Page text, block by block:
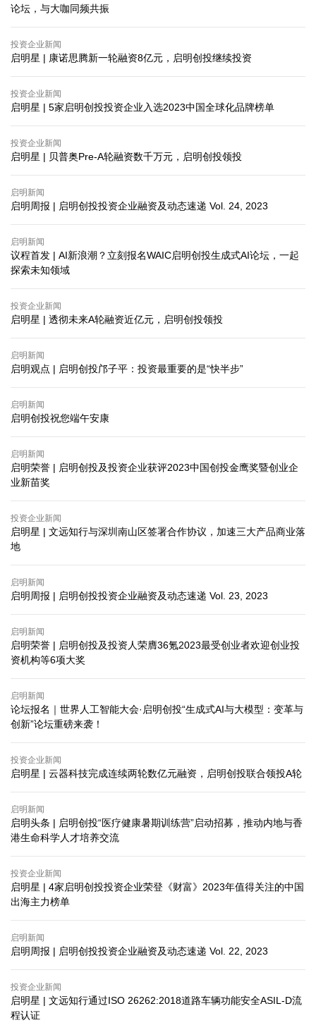
论坛，与大咖同频共振
投资企业新闻
启明星 | 康诺思腾新一轮融资8亿元，启明创投继续投资
投资企业新闻
启明星 | 5家启明创投投资企业入选2023中国全球化品牌榜单
投资企业新闻
启明星 | 贝普奥Pre-A轮融资数千万元，启明创投领投
启明新闻
启明周报 | 启明创投投资企业融资及动态速递 Vol. 24, 2023
启明新闻
议程首发 | AI新浪潮？立刻报名WAIC启明创投生成式AI论坛，一起
探索未知领域
投资企业新闻
启明星 | 透彻未来A轮融资近亿元，启明创投领投
启明新闻
启明观点 | 启明创投邝子平：投资最重要的是“快半步”
启明新闻
启明创投祝您端午安康
启明新闻
启明荣誉 | 启明创投及投资企业获评2023中国创投金鹰奖暨创业企
业新苗奖
投资企业新闻
启明星 | 文远知行与深圳南山区签署合作协议，加速三大产品商业落
地
启明新闻
启明周报 | 启明创投投资企业融资及动态速递 Vol. 23, 2023
启明新闻
启明荣誉 | 启明创投及投资人荣膺36氪2023最受创业者欢迎创业投
资机构等6项大奖
启明新闻
论坛报名｜世界人工智能大会·启明创投“生成式AI与大模型：变革与
创新”论坛重磅来袭！
投资企业新闻
启明星 | 云器科技完成连续两轮数亿元融资，启明创投联合领投A轮
启明新闻
启明头条 | 启明创投“医疗健康暑期训练营”启动招募，推动内地与香
港生命科学人才培养交流
投资企业新闻
启明星 | 4家启明创投投资企业荣登《财富》2023年值得关注的中国
出海主力榜单
启明新闻
启明周报 | 启明创投投资企业融资及动态速递 Vol. 22, 2023
投资企业新闻
启明星 | 文远知行通过ISO 26262:2018道路车辆功能安全ASIL-D流
程认证